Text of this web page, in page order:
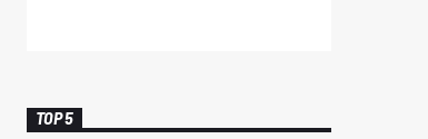
TOP 5